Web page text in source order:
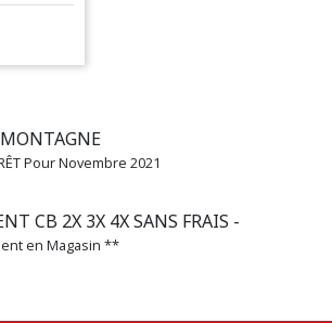
Pour Novembre 2021
CB 2X 3X 4X SANS FRAIS -
en Magasin **